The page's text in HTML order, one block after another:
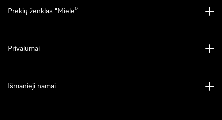
Prekių ženklas “Miele”
Privalumai
Išmanieji namai